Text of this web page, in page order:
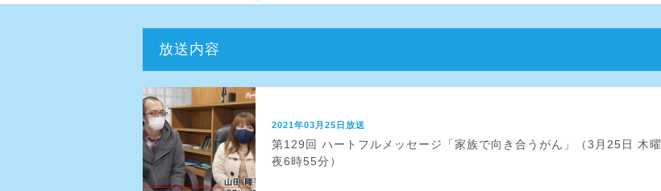
放送内容
2021年03月25日放送
第129回 ハートフルメッセージ「家族で向き合うがん」（3月25日 木曜
夜6時55分）